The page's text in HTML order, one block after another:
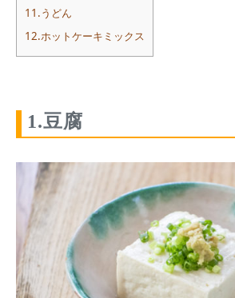
11.うどん
12.ホットケーキミックス
1.豆腐